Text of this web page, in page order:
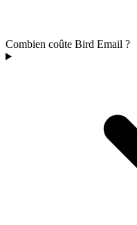
Combien coûte Bird Email ?